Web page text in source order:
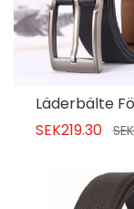
Läderbälte
SEK219.30